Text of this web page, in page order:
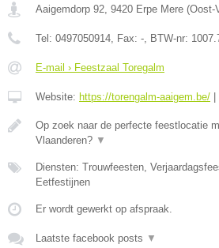
Aaigemdorp 92, 9420 Erpe Mere (Oost-
Tel: 0497050914, Fax: -, BTW-nr:
E-mail › Feestzaal Toregalm
Website: https://torengalm-aaigem.be/
Op zoek naar de perfecte feestlocatie
Vlaanderen? ▼
Diensten: Trouwfeesten,
Eetfestijnen
Er wordt gewerkt op afspraak.
Laatste facebook posts ▼